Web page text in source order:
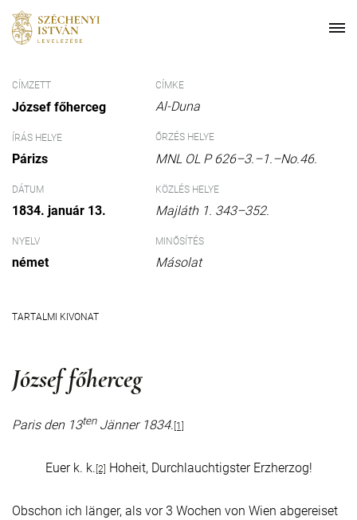
CÍMZETT
József főherceg
ÍRÁS HELYE
Párizs
DÁTUM
1834. január 13.
NYELV
német
CÍMKE
Al-Duna
ŐRZÉS HELYE
MNL OL P 626–3.–1.–No.46.
KÖZLÉS HELYE
Majláth 1. 343–352.
MINŐSÍTÉS
Másolat
TARTALMI KIVONAT
József főherceg
Paris den 13tenJänner 1834. [1]
Euer k. k. [2] Hoheit, Durchlauchtigster Erzherzog!
Obschon ich länger, als vor 3 Wochen von Wien abgereiset